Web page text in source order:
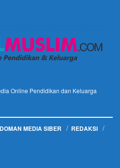
Online Pendidikan dan Keluarga
MEDIA SIBER
REDAKSI